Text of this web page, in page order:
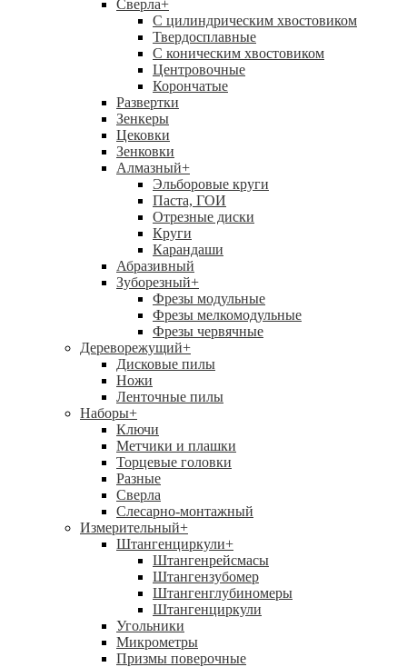
Сверла+
С цилиндрическим хвостовиком
Твердосплавные
С коническим хвостовиком
Центровочные
Корончатые
Развертки
Зенкеры
Цековки
Зенковки
Алмазный+
Эльборовые круги
Паста, ГОИ
Отрезные диски
Круги
Карандаши
Абразивный
Зуборезный+
Фрезы модульные
Фрезы мелкомодульные
Фрезы червячные
Дереворежущий+
Дисковые пилы
Ножи
Ленточные пилы
Наборы+
Ключи
Метчики и плашки
Торцевые головки
Разные
Сверла
Слесарно-монтажный
Измерительный+
Штангенциркули+
Штангенрейсмасы
Штангензубомер
Штангенглубиномеры
Штангенциркули
Угольники
Микрометры
Призмы поверочные